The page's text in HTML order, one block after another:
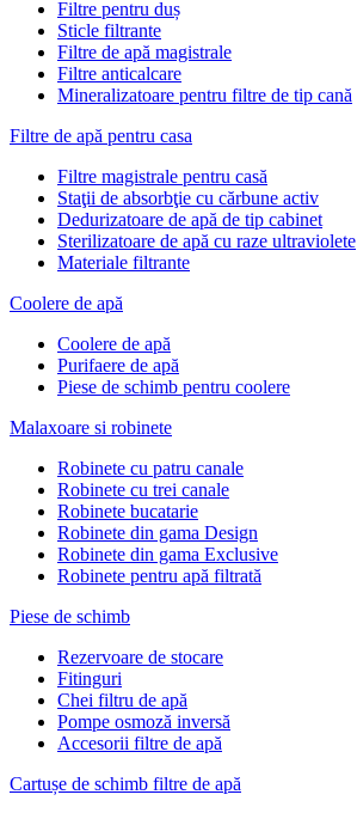
Filtre pentru duș
Sticle filtrante
Filtre de apă magistrale
Filtre anticalcare
Mineralizatoare pentru filtre de tip cană
Filtre de apă pentru casa
Filtre magistrale pentru casă
Staţii de absorbţie cu cărbune activ
Dedurizatoare de apă de tip cabinet
Sterilizatoare de apă cu raze ultraviolete
Materiale filtrante
Coolere de apă
Сoolere de apă
Purifaere de apă
Piese de schimb pentru coolere
Malaxoare si robinete
Robinete cu patru canale
Robinete cu trei canale
Robinete bucatarie
Robinete din gama Design
Robinete din gama Exclusive
Robinete pentru apă filtrată
Piese de schimb
Rezervoare de stocare
Fitinguri
Chei filtru de apă
Pompe osmoză inversă
Accesorii filtre de apă
Cartușe de schimb filtre de apă